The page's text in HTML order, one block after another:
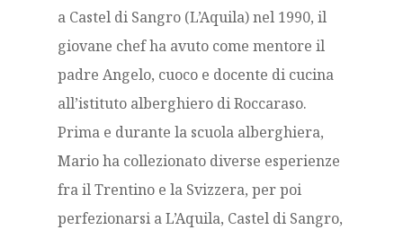
a Castel di Sangro (L’Aquila) nel 1990, il
giovane chef ha avuto come mentore il
padre Angelo, cuoco e docente di cucina
all’istituto alberghiero di Roccaraso.
Prima e durante la scuola alberghiera,
Mario ha collezionato diverse esperienze
fra il Trentino e la Svizzera, per poi
perfezionarsi a L’Aquila, Castel di Sangro,